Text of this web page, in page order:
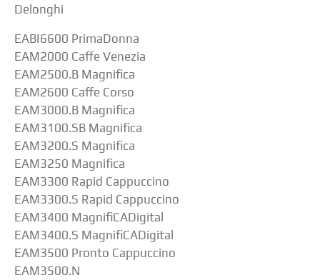
Delonghi
EABI6600 PrimaDonna
EAM2000 Caffe Venezia
EAM2500.B Magnifica
EAM2600 Caffe Corso
EAM3000.B Magnifica
EAM3100.SB Magnifica
EAM3200.S Magnifica
EAM3250 Magnifica
EAM3300 Rapid Cappuccino
EAM3300.S Rapid Cappuccino
EAM3400 MagnifiCADigital
EAM3400.S MagnifiCADigital
EAM3500 Pronto Cappuccino
EAM3500.N